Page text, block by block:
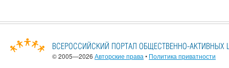
© 2005—2026 Авторские права • Политика приватности